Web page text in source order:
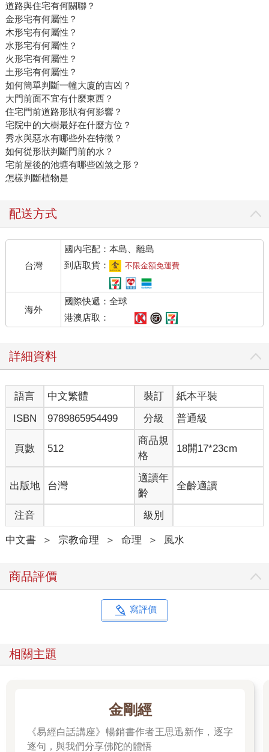
道路與住宅有何關聯？
金形宅有何屬性？
木形宅有何屬性？
水形宅有何屬性？
火形宅有何屬性？
土形宅有何屬性？
如何簡單判斷一幢大廈的吉凶？
大門前面不宜有什麼東西？
住宅門前道路形狀有何影響？
宅院中的大樹最好在什麼方位？
秀水與惡水有哪些外在特徵？
如何從形狀判斷門前的水？
宅前屋後的池塘有哪些凶煞之形？
怎樣判斷植物是
配送方式
台灣
國內宅配：本島、離島
到店取貨：
不限金額免運費
海外
國際快遞：全球
港澳店取：
詳細資料
語言 中文繁體 裝訂
紙本平裝
ISBN
9789865954499 分級 普通級
頁數 512
商品規
格
18開17*23cm
出版地 台灣
適讀年
齡
全齡適讀
注音 級別
中文書 ＞ 宗教命理 ＞ 命理 ＞ 風水
商品評價
寫評價
相關主題
金剛經
《易經白話講座》暢銷書作者王思迅新作，逐字
逐句，與我們分享佛陀的體悟